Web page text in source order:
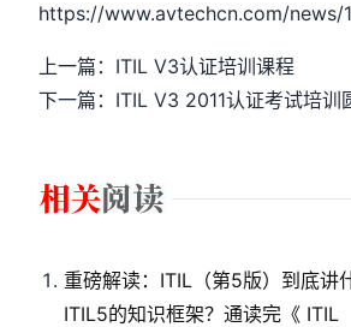
https://www.avtechcn.com/news/
上一篇：ITIL V3认证培训课程
下一篇：ITIL V3 2011认证考试培训
重磅解读：ITIL（第5版）到底讲
ITIL5的知识框架？通读完《 ITIL